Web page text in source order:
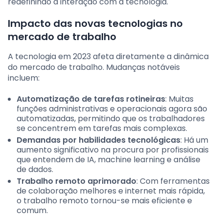
Impacto das novas tecnologias no
mercado de trabalho
A tecnologia em 2023 afeta diretamente a dinâmica
do mercado de trabalho. Mudanças notáveis
incluem:
Automatização de tarefas rotineiras: Muitas
funções administrativas e operacionais agora são
automatizadas, permitindo que os trabalhadores
se concentrem em tarefas mais complexas.
Demandas por habilidades tecnológicas: Há um
aumento significativo na procura por profissionais
que entendem de IA, machine learning e análise
de dados.
Trabalho remoto aprimorado: Com ferramentas
de colaboração melhores e internet mais rápida,
o trabalho remoto tornou-se mais eficiente e
comum.